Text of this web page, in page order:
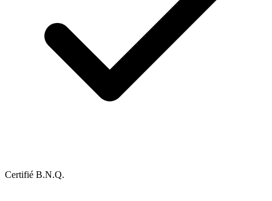
Certifié B.N.Q.